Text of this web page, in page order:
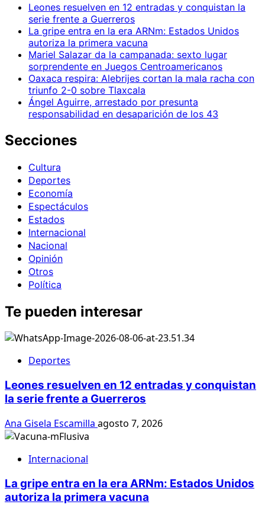
Leones resuelven en 12 entradas y conquistan la
serie frente a Guerreros
La gripe entra en la era ARNm: Estados Unidos
autoriza la primera vacuna
Mariel Salazar da la campanada: sexto lugar
sorprendente en Juegos Centroamericanos
Oaxaca respira: Alebrijes cortan la mala racha con
triunfo 2-0 sobre Tlaxcala
Ángel Aguirre, arrestado por presunta
responsabilidad en desaparición de los 43
Secciones
Cultura
Deportes
Economía
Espectáculos
Estados
Internacional
Nacional
Opinión
Otros
Política
Te pueden interesar
Deportes
Leones resuelven en 12 entradas y conquistan
la serie frente a Guerreros
Ana Gisela Escamilla agosto 7, 2026
Internacional
La gripe entra en la era ARNm: Estados Unidos
autoriza la primera vacuna